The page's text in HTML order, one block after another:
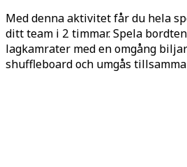
Med denna aktivitet får du hela
ditt team i 2 timmar. Spela
lagkamrater med en omgång
shuffleboard och umgås